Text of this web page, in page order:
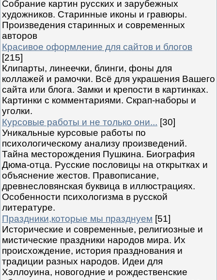
Собрание картин русских и зарубежных
художников. Старинные иконы и гравюры.
Произведения старинных и современных
авторов
Красивое оформление для сайтов и блогов
[215]
Клипарты, линеечки, блинги, фоны для
коллажей и рамочки. Всё для украшения Вашего
сайта или блога. Замки и крепости в картинках.
Картинки с комментариями. Скрап-наборы и
уголки.
Курсовые работы и не только они... [30]
Уникальные курсовые работы по
психологическому анализу произведений.
Тайна месторождения Пушкина. Биография
Дюма-отца. Русские пословицы на открытках и
объяснение жестов. Правописание,
древнесловянская буквица в иллюстрациях.
Особенности психологизма в русской
литературе.
Праздники,которые мы празднуем [51]
Исторические и современные, религиозные и
мистические праздники народов мира. Их
происхождение, история празднования и
традиции разных народов. Идеи для
Хэллоуина, новогодние и рождественские